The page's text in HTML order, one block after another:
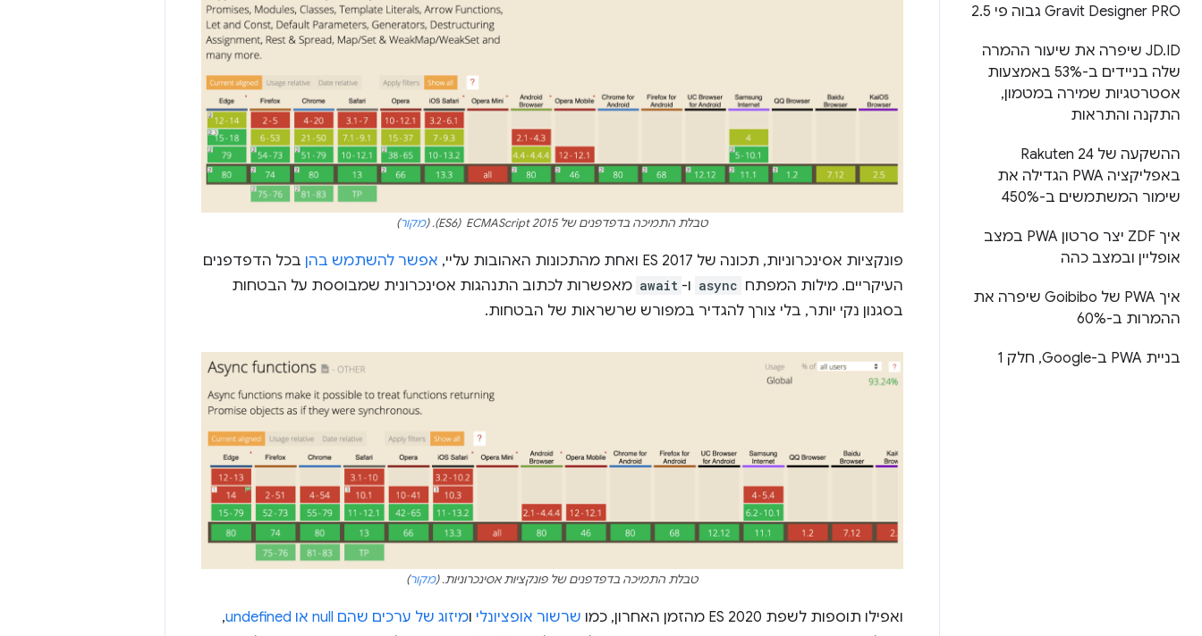
Gravit Designer PRO גבוה פי 2
.5
JD.
ID שיפרה את שיעור ההמרה
שלה בניידים ב-53% באמצעות
אסטרטגיות שמירה במטמון,
התקנה והתראות
ההשקעה של Rakuten 24
באפליקציה PWA הגדילה את
שימור המשתמשים ב-450%
איך ZDF יצר סרטון PWA במצב
אופליין ובמצב כהה
איך PWA של Goibibo שיפרה את
ההמרות ב-60%
בניית PWA ב-Google , חלק 1
טבלת התמיכה בדפדפנים של ECMAScript 2015 ‏ (ES6). ( מקור)
פונקציות אסינכרוניות, תכונה של ES 2017 ואחת מהתכונות האהובות עליי, אפשר להשתמש בהן בכל הדפדפנים
העיקריים. מילות המפתח async ו- await מאפשרות לכתוב התנהגות אסינכרונית שמבוססת על הבטחות
בסגנון נקי יותר, בלי צורך להגדיר במפורש שרשראות של הבטחות.
טבלת התמיכה בדפדפנים של פונקציות אסינכרוניות. (מקור)
ואפילו תוספות לשפת ES 2020 מהזמן האחרון, כמו שרשור אופציונלי ומיזוג של ערכים שהם null או undefined
,